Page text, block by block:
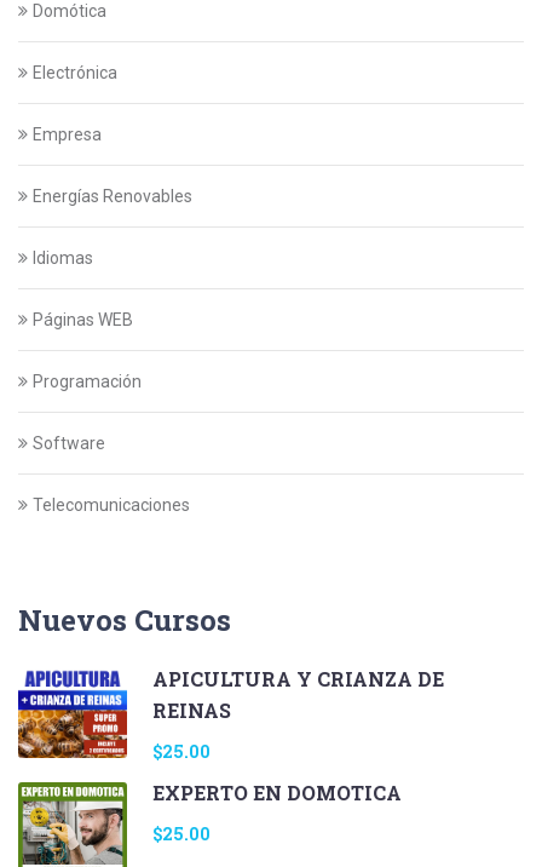
Domótica
Electrónica
Empresa
Energías Renovables
Idiomas
Páginas WEB
Programación
Software
Telecomunicaciones
Nuevos Cursos
APICULTURA Y CRIANZA DE
REINAS
$25.00
EXPERTO EN DOMOTICA
$25.00